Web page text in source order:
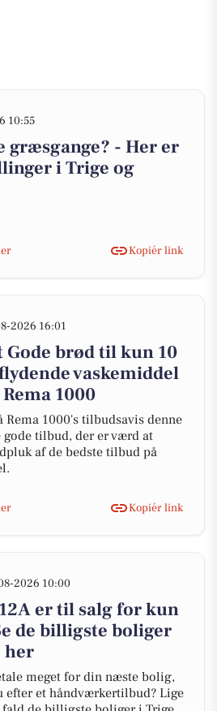
10:55
græsgange? - Her er
i Trige og
Kopiér link
2026 16:01
Gode brød til kun 10
vaskemiddel
1000
Rema 1000's tilbudsavis denne
gode tilbud, der er værd at
af de bedste tilbud på
Kopiér link
2026 10:00
er til salg for kun
de billigste boliger
her
meget for din næste bolig,
efter et håndværkertilbud? Lige